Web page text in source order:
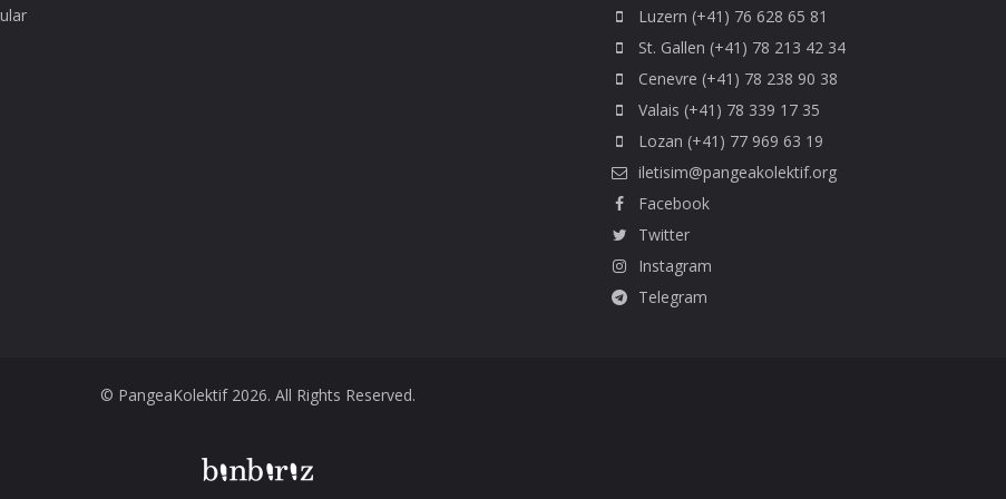
Luzern (+41) 76 628 65 81
St. Gallen (+41) 78 213 42 34
Cenevre (+41) 78 238 90 38
Valais (+41) 78 339 17 35
Lozan (+41) 77 969 63 19
iletisim@pangeakolektif.org
Facebook
Twitter
Instagram
Telegram
© PangeaKolektif 2026. All Rights Reserved.